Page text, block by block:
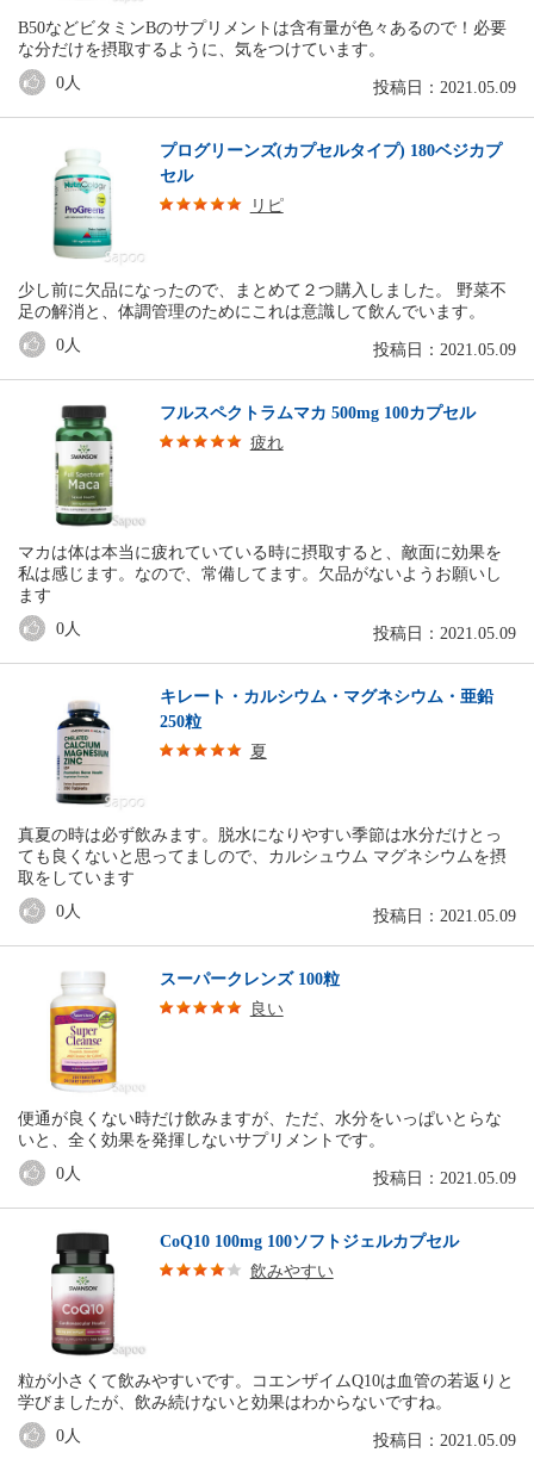
B50などビタミンBのサプリメントは含有量が色々あるので！必要
な分だけを摂取するように、気をつけています。
投稿日：2021.05.09
0人
プログリーンズ(カプセルタイプ) 180ベジカプ
セル
リピ
少し前に欠品になったので、まとめて２つ購入しました。 野菜不
足の解消と、体調管理のためにこれは意識して飲んでいます。
投稿日：2021.05.09
0 人
フルスペクトラムマカ 500mg 100カプセル
疲れ
マカは体は本当に疲れていている時に摂取すると、敵面に効果を
私は感じます。なので、常備してます。欠品がないようお願いし
ます
投稿日：2021.05.09
0 人
キレート・カルシウム・マグネシウム・亜鉛
250粒
夏
真夏の時は必ず飲みます。脱水になりやすい季節は水分だけとっ
ても良くないと思ってましので、カルシュウム マグネシウムを摂
取をしています
投稿日：2021.05.09
0人
スーパークレンズ 100粒
良い
便通が良くない時だけ飲みますが、ただ、水分をいっぱいとらな
いと、全く効果を発揮しないサプリメントです。
投稿日：2021.05.09
0 人
CoQ10 100mg 100ソフトジェルカプセル
飲みやすい
粒が小さくて飲みやすいです。コエンザイムQ10は血管の若返りと
学びましたが、飲み続けないと効果はわからないですね。
投稿日：2021.05.09
0 人